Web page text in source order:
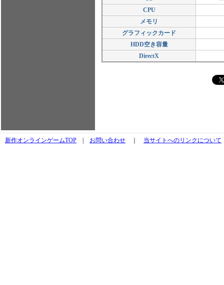
CPU
メモリ
グラフィックカード
HDD空き容量
DirectX
新作オンラインゲームTOP お問い合わせ 当サイトへのリンクについて